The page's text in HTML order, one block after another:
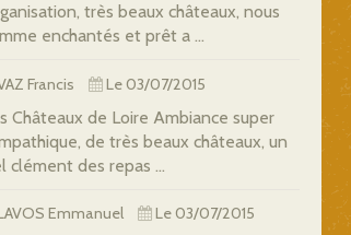
très beaux châteaux, nous
enchantés et prêt a ...
Francis Le 03/07/2015
Châteaux de Loire Ambiance super
de très beaux châteaux, un
clément des repas ...
Emmanuel Le 03/07/2015